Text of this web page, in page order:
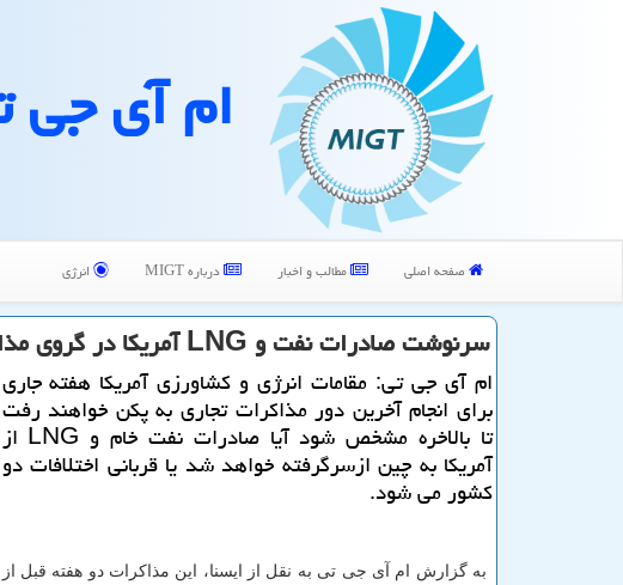
ام آی جی
صفحه اصلی مطالب و اخبار درباره MIGT انرژی
سرنوشت صادرات نفت و LNG آمریكا در گروی مذاكرات جاری
ام آی جی تی: مقامات انرژی و كشاورزی آمریكا هفته جاری
برای انجام آخرین دور مذاكرات تجاری به پكن خواهند رفت
تا بالاخره مشخص شود آیا صادرات نفت خام و LNG از
آمریكا به چین ازسرگرفته خواهد شد یا قربانی اختلافات دو
كشور می شود.
به گزارش ام آی جی تی به نقل از ایسنا، این مذاكرات دو هفته قبل از